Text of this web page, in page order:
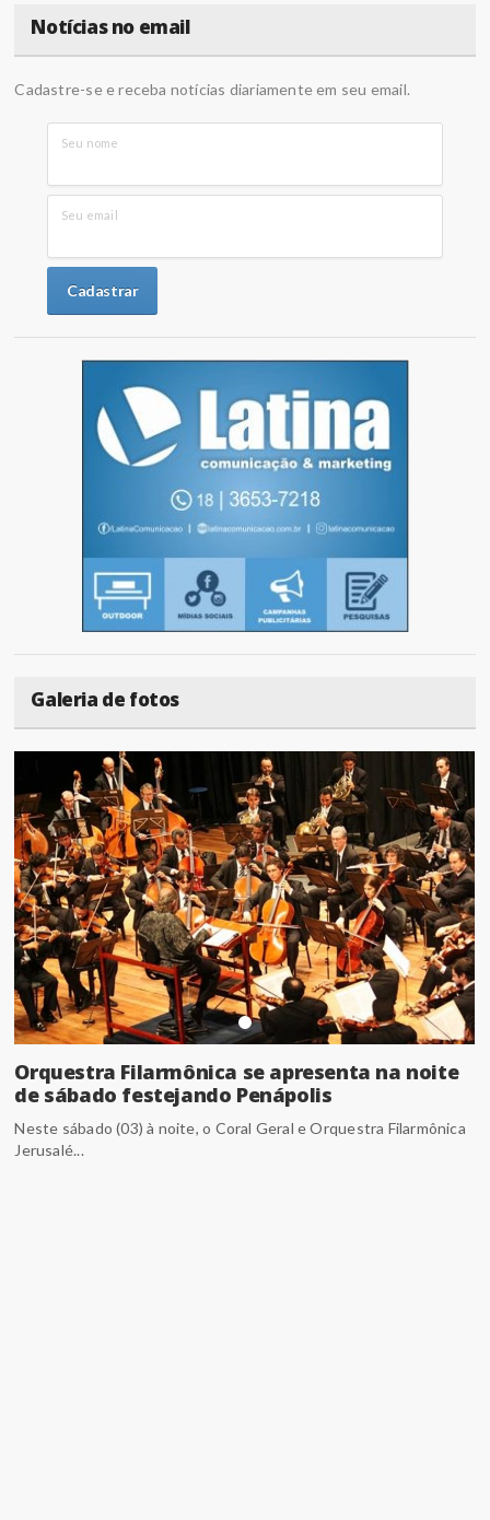
Notícias no email
Cadastre-se e receba notícias diariamente em seu email.
Seu nome
Seu email
Galeria de fotos
Orquestra Filarmônica se apresenta na noite
de sábado festejando Penápolis
Neste sábado (03) à noite, o Coral Geral e Orquestra Filarmônica
Jerusalé...